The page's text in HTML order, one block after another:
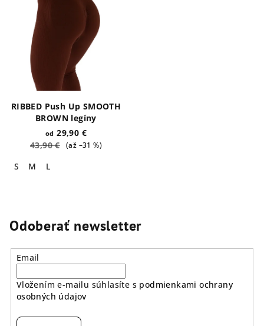
RIBBED Push Up SMOOTH
BROWN legíny
od 29,90 €
43,90 € (až –31 %)
S M L
Odoberať newsletter
Email
Vložením e-mailu súhlasíte s podmienkami ochrany
osobných údajov